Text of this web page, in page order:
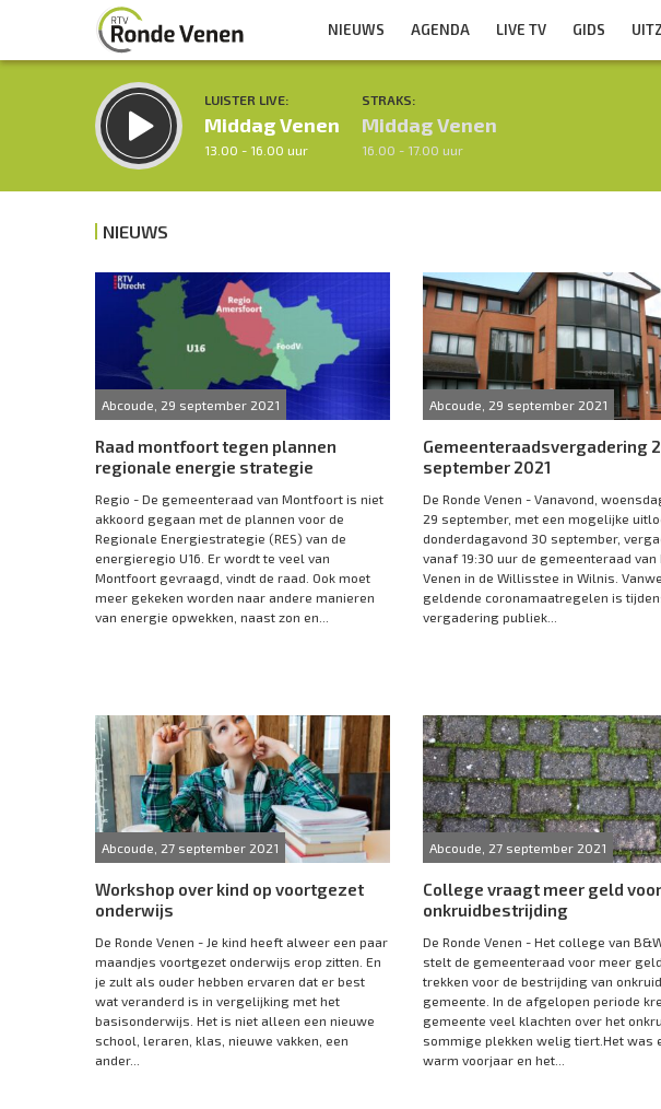
NIEUWS AGENDA LIVE TV GIDS
LUISTER LIVE:
Middag Venen
13.00 - 16.00 uur
STRAKS:
Middag Venen
16.00 - 17.00 uur
Inklappen
NIEUWS
Abcoude, 29 september 2021
Raad montfoort tegen plannen
regionale energie strategie
Regio - De gemeenteraad van Montfoort is niet
akkoord gegaan met de plannen voor de
Regionale Energiestrategie (RES) van de
energieregio U16. Er wordt te veel van
Montfoort gevraagd, vindt de raad. Ook moet
meer gekeken worden naar andere manieren
van energie opwekken, naast zon en...
Abcoude, 29 september 2021
Gemeenteraadsvergadering
september 2021
De Ronde Venen - Vanavond,
29 september, met een mogelijke
donderdagavond 30 september,
vanaf 19:30 uur de gemeenteraad van
Venen in de Willisstee in Wilnis.
geldende coronamaatregelen is
vergadering publiek...
Abcoude, 27 september 2021
Workshop over kind op voortgezet
onderwijs
De Ronde Venen - Je kind heeft alweer een paar
maandjes voortgezet onderwijs erop zitten. En
je zult als ouder hebben ervaren dat er best
wat veranderd is in vergelijking met het
basisonderwijs. Het is niet alleen een nieuwe
school, leraren, klas, nieuwe vakken, een
ander...
Abcoude, 27 september 2021
College vraagt meer geld voor
onkruidbestrijding
De Ronde Venen - Het college van
stelt de gemeenteraad voor meer
trekken voor de bestrijding van
gemeente. In de afgelopen periode
gemeente veel klachten over het
sommige plekken welig tiert.Het was
warm voorjaar en het...